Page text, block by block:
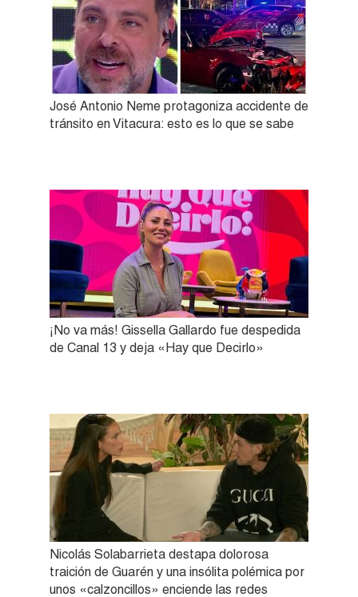
José Antonio Neme protagoniza accidente de
tránsito en Vitacura: esto es lo que se sabe
¡No va más! Gissella Gallardo fue despedida
de Canal 13 y deja «Hay que Decirlo»
Nicolás Solabarrieta destapa dolorosa
traición de Guarén y una insólita polémica por
unos «calzoncillos» enciende las redes